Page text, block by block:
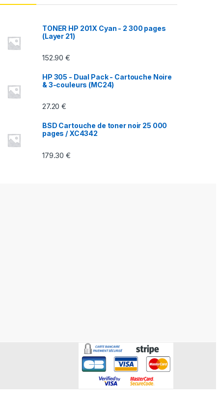
TONER HP 201X Cyan - 2 300 pages
(Layer 21)
152.90€
HP 305 - Dual Pack - Cartouche Noire
& 3-couleurs (MC24)
27.20€
BSD Cartouche de toner noir 25 000
pages / XC4342
179.30€